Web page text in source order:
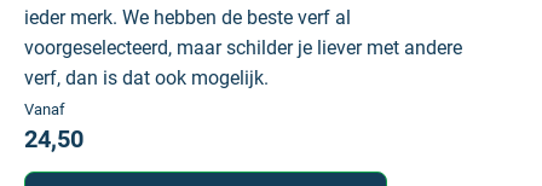
ieder merk. We hebben de beste verf al
voorgeselecteerd, maar schilder je liever met andere
verf, dan is dat ook mogelijk.
Vanaf
24,50